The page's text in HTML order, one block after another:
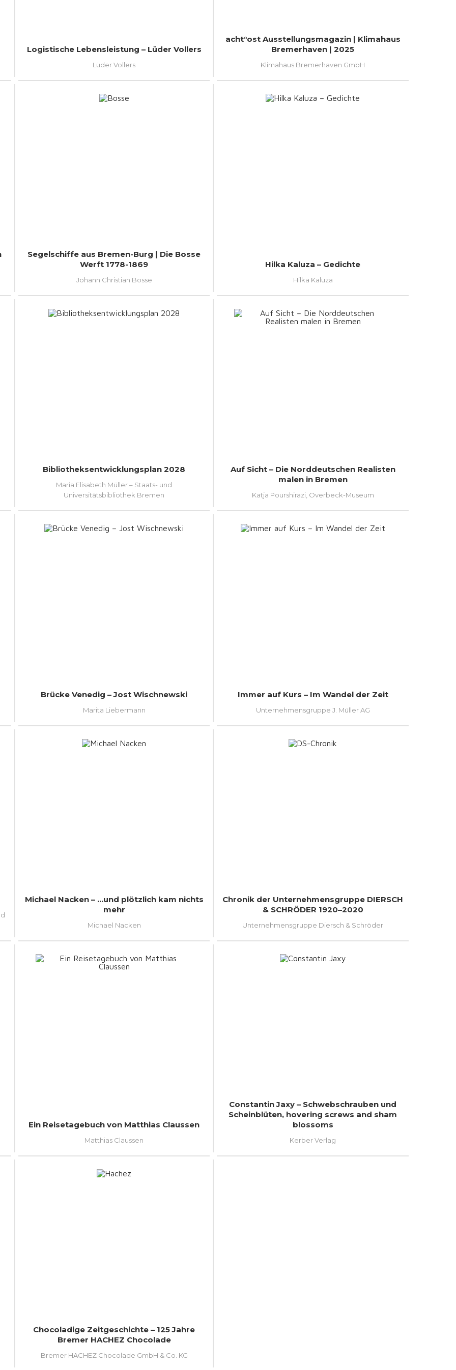
Logistische Lebensleistung – Lüder Vollers
Lüder Vollers
acht°ost Ausstellungsmagazin | Klimahaus
Bremerhaven | 2025
Klimahaus Bremerhaven GmbH
Segelschiffe aus Bremen-Burg | Die Bosse
Werft 1778-1869
Johann Christian Bosse
Hilka Kaluza – Gedichte
Hilka Kaluza
Bibliotheksentwicklungsplan 2028
Maria Elisabeth Müller – Staats- und
Universitätsbibliothek Bremen
Auf Sicht – Die Norddeutschen Realisten
malen in Bremen
Katja Pourshirazi, Overbeck-Museum
Brücke Venedig – Jost Wischnewski
Marita Liebermann
Immer auf Kurs – Im Wandel der Zeit
Unternehmensgruppe J. Müller AG
Michael Nacken – …und plötzlich kam nichts
mehr
Michael Nacken
Chronik der Unternehmensgruppe DIERSCH
& SCHRÖDER 1920–2020
Unternehmensgruppe Diersch & Schröder
Ein Reisetagebuch von Matthias Claussen
Matthias Claussen
Constantin Jaxy – Schwebschrauben und
Scheinblüten, hovering screws and sham
blossoms
Kerber Verlag
Chocoladige Zeitgeschichte – 125 Jahre
Bremer HACHEZ Chocolade
Bremer HACHEZ Chocolade GmbH & Co. KG